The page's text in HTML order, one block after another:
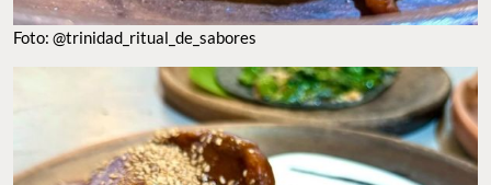
Foto: @trinidad_ritual_de_sabores